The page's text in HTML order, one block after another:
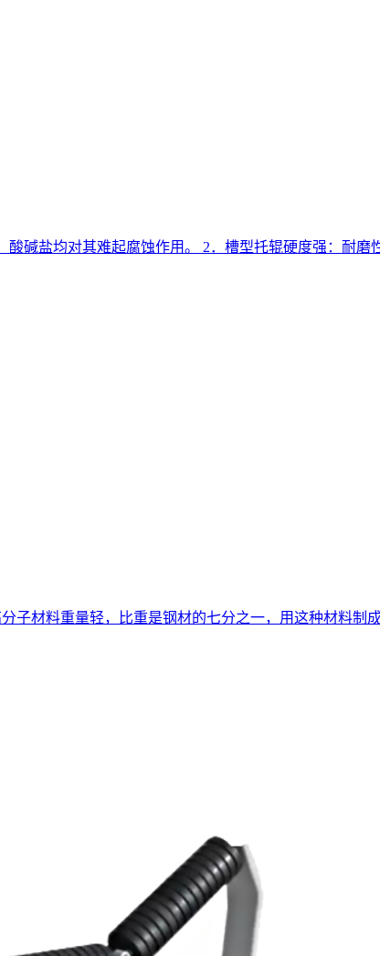
碱盐均对其难起腐蚀作用。 2．槽型托辊硬度强：耐磨
子材料重量轻，比重是钢材的七分之一，用这种材料制